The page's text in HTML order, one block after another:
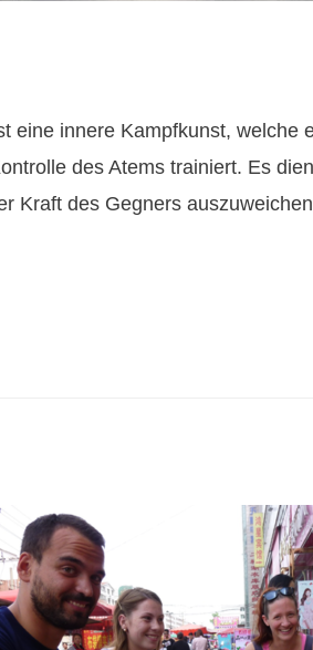
eine innere Kampfkunst, welche
des Atems trainiert. Es
Kraft des Gegners